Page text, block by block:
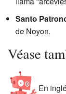
Santo
de Noyon.
Véase
En